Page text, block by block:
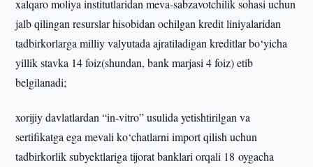
xalqaro moliya institutlaridan meva-sabzavotchilik sohasi uchun
jalb qilingan resurslar hisobidan ochilgan kredit liniyalaridan
tadbirkorlarga milliy valyutada ajratiladigan kreditlar bo‘yicha
yillik stavka 14 foiz(shundan, bank marjasi 4 foiz) etib
belgilanadi;
xorijiy davlatlardan “in-vitro” usulida yetishtirilgan va
sertifikatga ega mevali ko‘chatlarni import qilish uchun
tadbirkorlik subyektlariga tijorat banklari orqali 18 oygacha